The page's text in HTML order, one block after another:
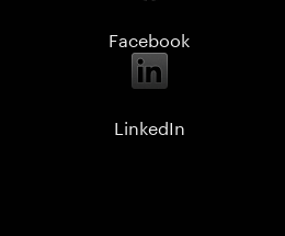
Facebook
LinkedIn